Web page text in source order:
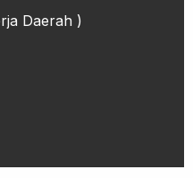
Daerah )